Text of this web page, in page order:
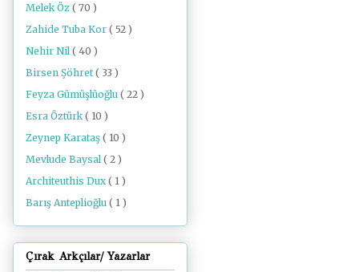
Melek Öz ( 70 )
Zahide Tuba Kor ( 52 )
Nehir Nil ( 40 )
Birsen Şöhret ( 33 )
Feyza Gümüşlüoğlu ( 22 )
Esra Öztürk ( 10 )
Zeynep Karataş ( 10 )
Mevlude Baysal ( 2 )
Architeuthis Dux ( 1 )
Barış Anteplioğlu ( 1 )
Çırak Arkçılar/ Yazarlar